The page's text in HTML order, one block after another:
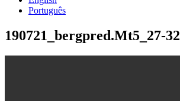
Português
190721_bergpred.Mt5_27-32